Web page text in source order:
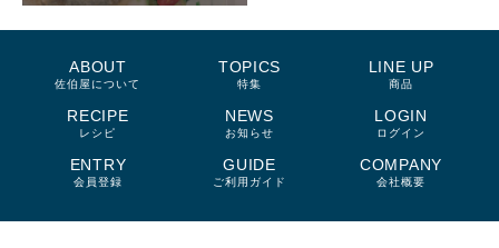
ABOUT
佐伯屋について
TOPICS
特集
LINE UP
商品
RECIPE
レシピ
NEWS
お知らせ
LOGIN
ログイン
ENTRY
会員登録
GUIDE
ご利用ガイド
COMPANY
会社概要